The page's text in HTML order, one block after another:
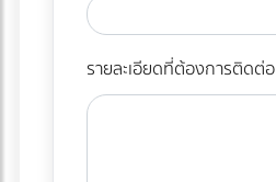
รายละเอียดที่ต้องการติดต่อ